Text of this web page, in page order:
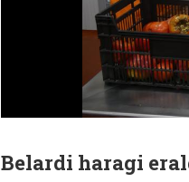
Belardi haragi